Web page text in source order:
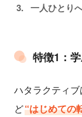
一人ひとり
特徴1：
ハタラクティ
ど“はじめての